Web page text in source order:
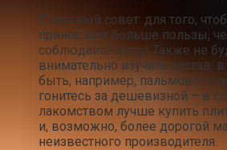
Полезный совет: для того,
принес вам больше пользы,
соблюдайте меру! Также не
внимательно изучить состав:
быть, например, пальмового
гонитесь за дешевизной – в
лакомством лучше купить
и, возможно, более дорогой
неизвестного производителя.